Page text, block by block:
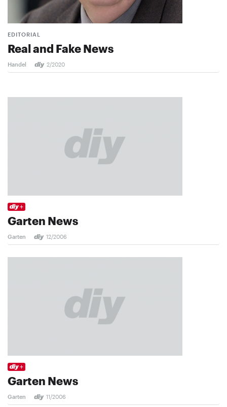
EDITORIAL
Real and Fake News
Handel 2/2020
Garten News
Garten 12/2006
Garten News
Garten 11/2006